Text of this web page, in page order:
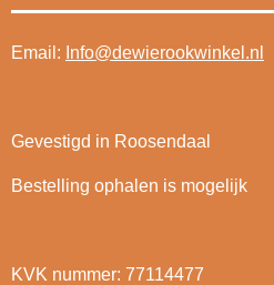
Email: Info@dewierookwinkel.nl
Gevestigd in Roosendaal
Bestelling ophalen is mogelijk
KVK nummer: 77114477